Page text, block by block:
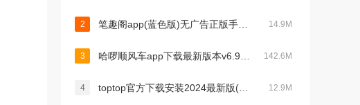
2 14.9M
3 142.6M
4 12.9M